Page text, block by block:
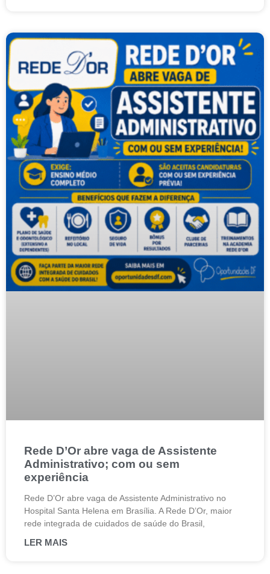
Rede D’Or abre vaga de Assistente
Administrativo; com ou sem
experiência
Rede D’Or abre vaga de Assistente Administrativo no
Hospital Santa Helena em Brasília. A Rede D’Or, maior
rede integrada de cuidados de saúde do Brasil,
LER MAIS